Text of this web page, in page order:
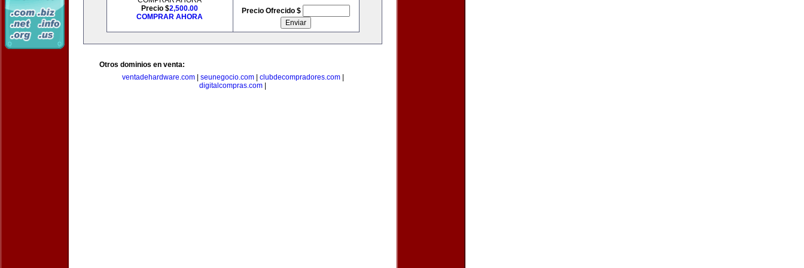
Precio $2,500.00
COMPRAR AHORA
Precio Ofrecido $
Otros dominios en venta:
ventadehardware.com| seunegocio.com| clubdecompradores.com|
digitalcompras.com